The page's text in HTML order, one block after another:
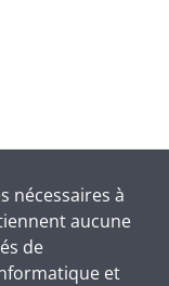
nécessaires à
aucune
de
et